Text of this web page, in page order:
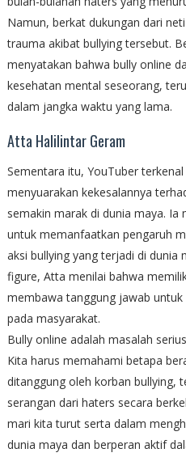
Namun, berkat dukungan dari
trauma akibat bullying tersebut.
menyatakan bahwa bully online
kesehatan mental seseorang,
dalam jangka waktu yang lama.
Atta Halilintar Geram
Sementara itu, YouTuber
menyuarakan kekesalannya
semakin marak di dunia maya.
untuk memanfaatkan pengaruh
aksi bullying yang terjadi di dunia
figure, Atta menilai bahwa
membawa tanggung jawab
pada masyarakat.
Bully online adalah masalah
Kita harus memahami betapa
ditanggung oleh korban bullying,
serangan dari haters secara
mari kita turut serta dalam
dunia maya dan berperan aktif